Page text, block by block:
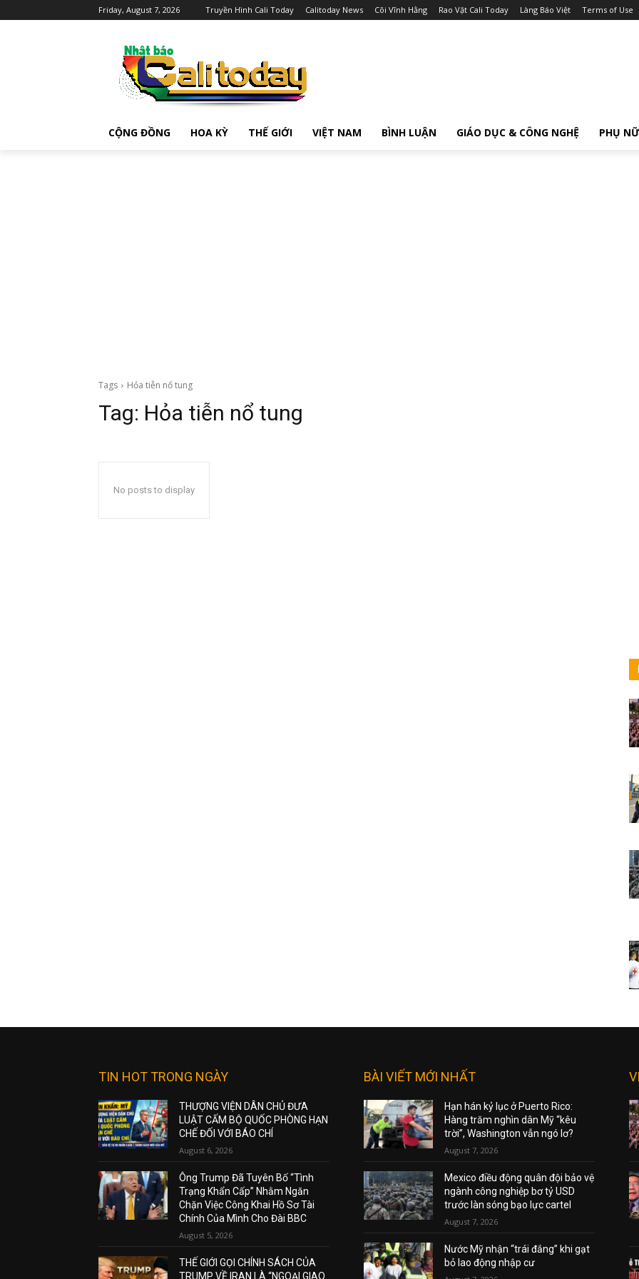
Friday, August 7, 2026 Truyền Hình Cali Today Calitoday News Cõi Vĩnh Hằng Rao Vặt Cali Today Làng Báo Việt Terms of Use
CỘNG ĐỒNG HOA KỲ THẾ GIỚI VIỆT NAM BÌNH LUẬN GIÁO DỤC & CÔNG NGHỆ PHỤ NỮ
Tags Hỏa tiễn nổ tung
Tag: Hỏa tiễn nổ tung
No posts to display
TIN HOT TRONG NGÀY
THƯỢNG VIỆN DÂN CHỦ ĐƯA
LUẬT CẤM BỘ QUỐC PHÒNG HẠN
CHẾ ĐỐI VỚI BÁO CHÍ
August 6, 2026
Ông Trump Đã Tuyên Bố “Tình
Trạng Khẩn Cấp” Nhằm Ngăn
Chặn Việc Công Khai Hồ Sơ Tài
Chính Của Mình Cho Đài BBC
August 5, 2026
THẾ GIỚI GỌI CHÍNH SÁCH CỦA
TRUMP VỀ IRAN LÀ “NGOẠI GIAO
BÀI VIẾT MỚI NHẤT
Hạn hán kỷ lục ở Puerto Rico:
Hàng trăm nghìn dân Mỹ “kêu
trời”, Washington vẫn ngó lơ?
August 7, 2026
Mexico điều động quân đội bảo vệ
ngành công nghiệp bơ tỷ USD
trước làn sóng bạo lực cartel
August 7, 2026
Nước Mỹ nhận “trái đắng” khi gạt
bỏ lao động nhập cư